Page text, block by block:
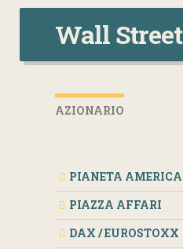
Wall Street
AZIONARIO
PIANETA AMERICA
PIAZZA AFFARI
DAX / EUROSTOXX